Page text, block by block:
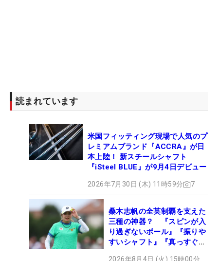
読まれています
米国フィッティング現場で人気のプ
レミアムブランド『ACCRA』が日
本上陸！ 新スチールシャフト
『iSteel BLUE』が9月4日デビュー
2026年7月30日 (木) 11時59分 7
桑木志帆の全英制覇を支えた
三種の神器？ 『スピンが入
り過ぎないボール』『振りや
すいシャフト』『真っすぐ飛
2026年8月4日 (火) 15時00分